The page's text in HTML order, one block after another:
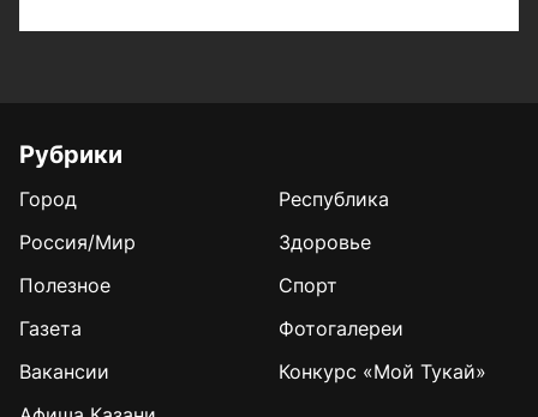
Рубрики
Город
Республика
Россия/Мир
Здоровье
Полезное
Спорт
Газета
Фотогалереи
Вакансии
Конкурс «Мой Тукай»